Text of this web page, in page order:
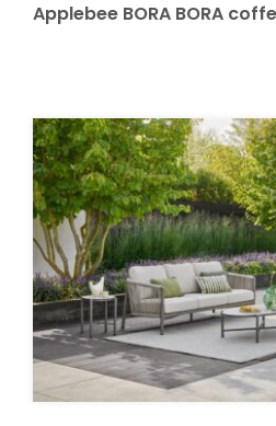
Applebee BORA BORA